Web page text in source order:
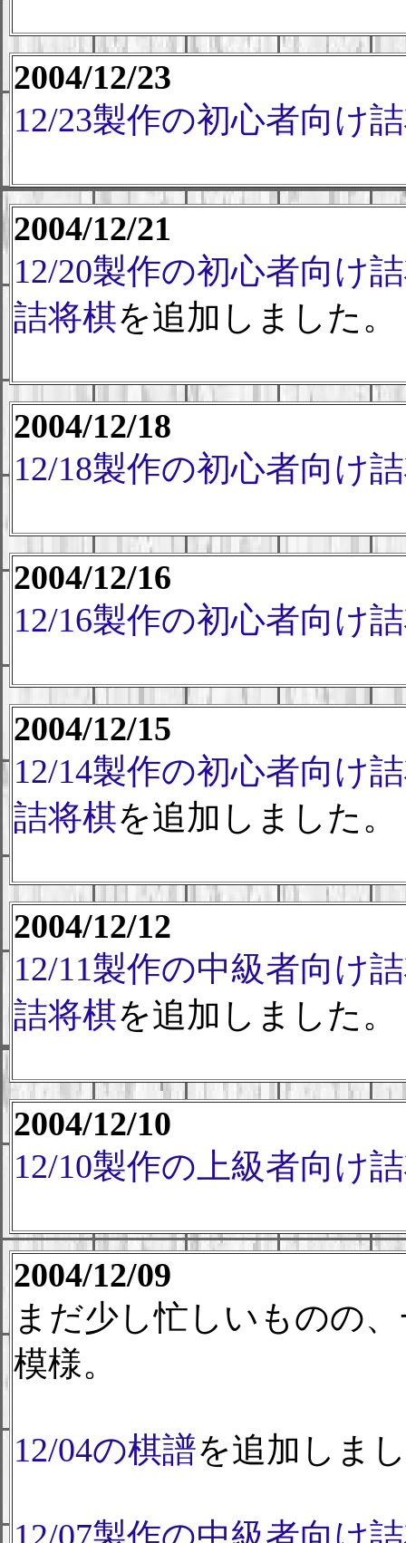
2004/12/23
12/23製作の初心者向け
2004/12/21
12/20製作の初心者向け
詰将棋を追加しました。
2004/12/18
12/18製作の初心者向け
2004/12/16
12/16製作の初心者向け
2004/12/15
12/14製作の初心者向け
詰将棋を追加しました。
2004/12/12
12/11製作の中級者向け
詰将棋を追加しました。
2004/12/10
12/10製作の上級者向け
2004/12/09
まだ少し忙しいものの
模様。
12/04の棋譜を追加しま